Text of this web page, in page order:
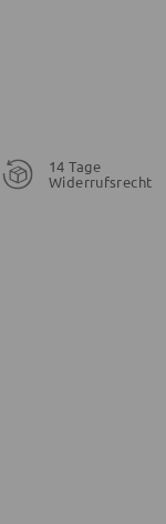
14 Tage
Widerrufsrecht